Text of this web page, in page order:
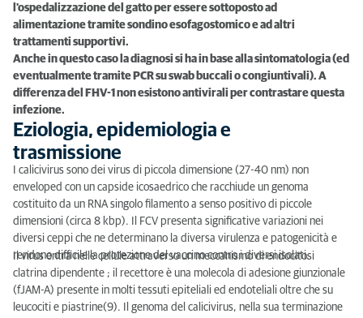
l'ospedalizzazione del gatto per essere sottoposto ad
alimentazione tramite sondino esofagostomico e ad altri
trattamenti supportivi.
Anche in questo caso la diagnosi si ha in base alla sintomatologia (ed
eventualmente tramite PCR su swab buccali o congiuntivali). A
differenza del FHV-1 non esistono antivirali per contrastare questa
infezione.
Eziologia, epidemiologia e
trasmissione
I calicivirus sono dei virus di piccola dimensione (27-40 nm) non
enveloped con un capside icosaedrico che racchiude un genoma
costituito da un RNA singolo filamento a senso positivo di piccole
dimensioni (circa 8 kbp). Il FCV presenta significative variazioni nei
diversi ceppi che ne determinano la diversa virulenza e patogenicità e
rendono difficile la protezione del vaccino contro i diversi isolati.
Il virus entra nelle cellule attraverso un meccanismo di endocitosi
clatrina dipendente ; il recettore è una molecola di adesione giunzionale
(fJAM-A) presente in molti tessuti epiteliali ed endoteliali oltre che su
leucociti e piastrine(9). Il genoma del calicivirus, nella sua terminazione